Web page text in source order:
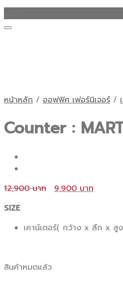
หน้าหลัก / ออฟฟิศ เฟอร์นิเจอร์ /
Counter :
12,900
Original
12,900 ฿.
9,900
9,900
SIZE
เคาน์เตอร์( กว้าง x ลึก x
สินค้าหมดแล้ว